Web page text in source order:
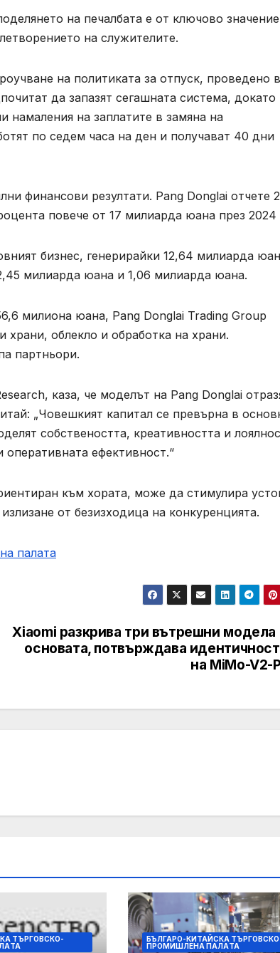
на печалбата е от ключово
на служителите.
на политиката за отпуск, проведено в
да запазят сегашната система, докато
намаления на заплатите в замяна на
по седем часа на ден и получават 40 дни
финансови резултати. Pang Donglai отчете
повече от 17 милиарда юана през 2024
бизнес, генерирайки 12,64 милиарда
милиарда юана и 1,06 милиарда юана.
милиона юана, Pang Donglai Trading Group
облекло и обработка на храни.
партньори.
каза, че моделът на Pang Donglai
„Човешкият капитал се превърна в
собствеността, креативността и
оперативната ефективност.“
към хората, може да стимулира
от безизходица на конкуренцията.
палaта
Xiaomi разкрива три вътрешни модела
основата, потвърждава
на MiMo-V2-
ТЪРГОВСКО-
БЪЛГАРО-КИТАЙСКА
ПРОМИШЛЕНА ПАЛAТА